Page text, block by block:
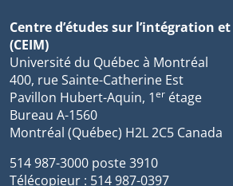
Centre d’études sur l’intégration
(CEIM)
Université du Québec à Montréal
400, rue Sainte-Catherine Est
Pavillon Hubert-Aquin, 1er étage
Bureau A-1560
Montréal (Québec) H2L 2C5 Canada
514 987-3000 poste 3910
Télécopieur : 514 987-0397